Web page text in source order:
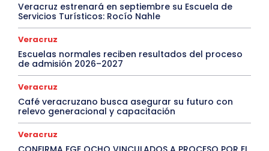
Veracruz estrenará en septiembre su Escuela de
Servicios Turísticos: Rocío Nahle
Veracruz
Escuelas normales reciben resultados del proceso
de admisión 2026–2027
Veracruz
Café veracruzano busca asegurar su futuro con
relevo generacional y capacitación
Veracruz